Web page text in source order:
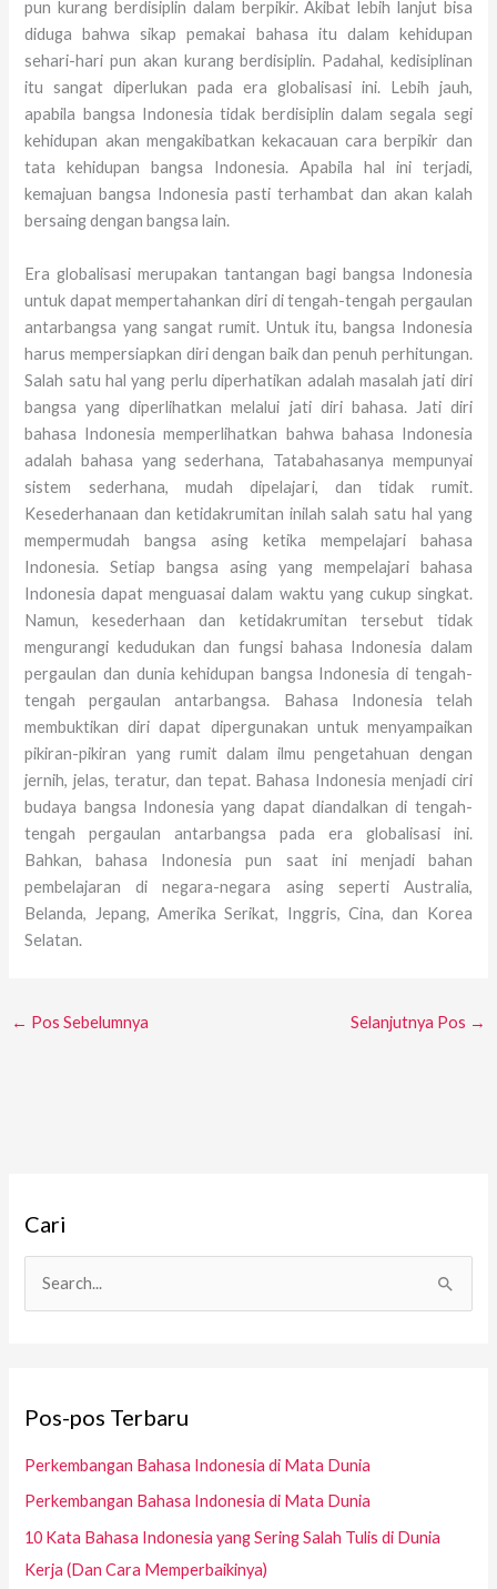
pun kurang berdisiplin dalam berpikir. Akibat lebih lanjut bisa
diduga bahwa sikap pemakai bahasa itu dalam kehidupan
sehari-hari pun akan kurang berdisiplin. Padahal, kedisiplinan
itu sangat diperlukan pada era globalisasi ini. Lebih jauh,
apabila bangsa Indonesia tidak berdisiplin dalam segala segi
kehidupan akan mengakibatkan kekacauan cara berpikir dan
tata kehidupan bangsa Indonesia. Apabila hal ini terjadi,
kemajuan bangsa Indonesia pasti terhambat dan akan kalah
bersaing dengan bangsa lain.
Era globalisasi merupakan tantangan bagi bangsa Indonesia
untuk dapat mempertahankan diri di tengah-tengah pergaulan
antarbangsa yang sangat rumit. Untuk itu, bangsa Indonesia
harus mempersiapkan diri dengan baik dan penuh perhitungan.
Salah satu hal yang perlu diperhatikan adalah masalah jati diri
bangsa yang diperlihatkan melalui jati diri bahasa. Jati diri
bahasa Indonesia memperlihatkan bahwa bahasa Indonesia
adalah bahasa yang sederhana, Tatabahasanya mempunyai
sistem sederhana, mudah dipelajari, dan tidak rumit.
Kesederhanaan dan ketidakrumitan inilah salah satu hal yang
mempermudah bangsa asing ketika mempelajari bahasa
Indonesia. Setiap bangsa asing yang mempelajari bahasa
Indonesia dapat menguasai dalam waktu yang cukup singkat.
Namun, kesederhaan dan ketidakrumitan tersebut tidak
mengurangi kedudukan dan fungsi bahasa Indonesia dalam
pergaulan dan dunia kehidupan bangsa Indonesia di tengah-
tengah pergaulan antarbangsa. Bahasa Indonesia telah
membuktikan diri dapat dipergunakan untuk menyampaikan
pikiran-pikiran yang rumit dalam ilmu pengetahuan dengan
jernih, jelas, teratur, dan tepat. Bahasa Indonesia menjadi ciri
budaya bangsa Indonesia yang dapat diandalkan di tengah-
tengah pergaulan antarbangsa pada era globalisasi ini.
Bahkan, bahasa Indonesia pun saat ini menjadi bahan
pembelajaran di negara-negara asing seperti Australia,
Belanda, Jepang, Amerika Serikat, Inggris, Cina, dan Korea
Selatan.
← Pos Sebelumnya Selanjutnya Pos →
Cari
u
k
:
Pos-pos Terbaru
Perkembangan Bahasa Indonesia di Mata Dunia
Perkembangan Bahasa Indonesia di Mata Dunia
10 Kata Bahasa Indonesia yang Sering Salah Tulis di Dunia
Kerja (Dan Cara Memperbaikinya)
r
s
p